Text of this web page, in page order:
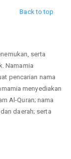
Back to top
serta
Namamia
pencarian nama
menyediakan
Al-Quran; nama
daerah; serta